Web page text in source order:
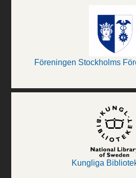
Föreningen Stockholms
Kungliga